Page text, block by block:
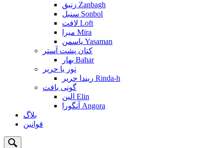
زنبق Zanbagh
سنبل Sonbol
لافت Loft
میرا Mira
یاسمن Yasaman
کتان پشت آستر
بهار Bahar
تور یا حریر
ریندا حریر Rinda-h
گونی بافت
الین Elin
آنگورا Angora
بلاگ
قوانین